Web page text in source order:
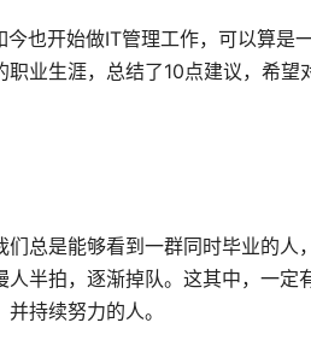
也开始做IT管理工作，可以算是
业生涯，总结了10点建议，希望
总是能够看到一群同时毕业的人
半拍，逐渐掉队。这其中，一定
持续努力的人。